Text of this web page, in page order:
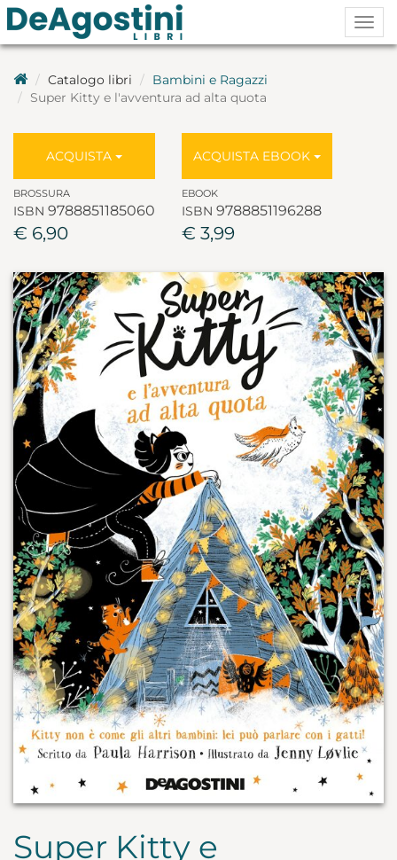
Catalogo libri
Bambini e Ragazzi
Super Kitty e l'avventura ad alta quota
ACQUISTA
BROSSURA
ISBN 9788851185060
€ 6,90
ACQUISTA EBOOK
EBOOK
ISBN 9788851196288
€ 3,99
Super Kitty e